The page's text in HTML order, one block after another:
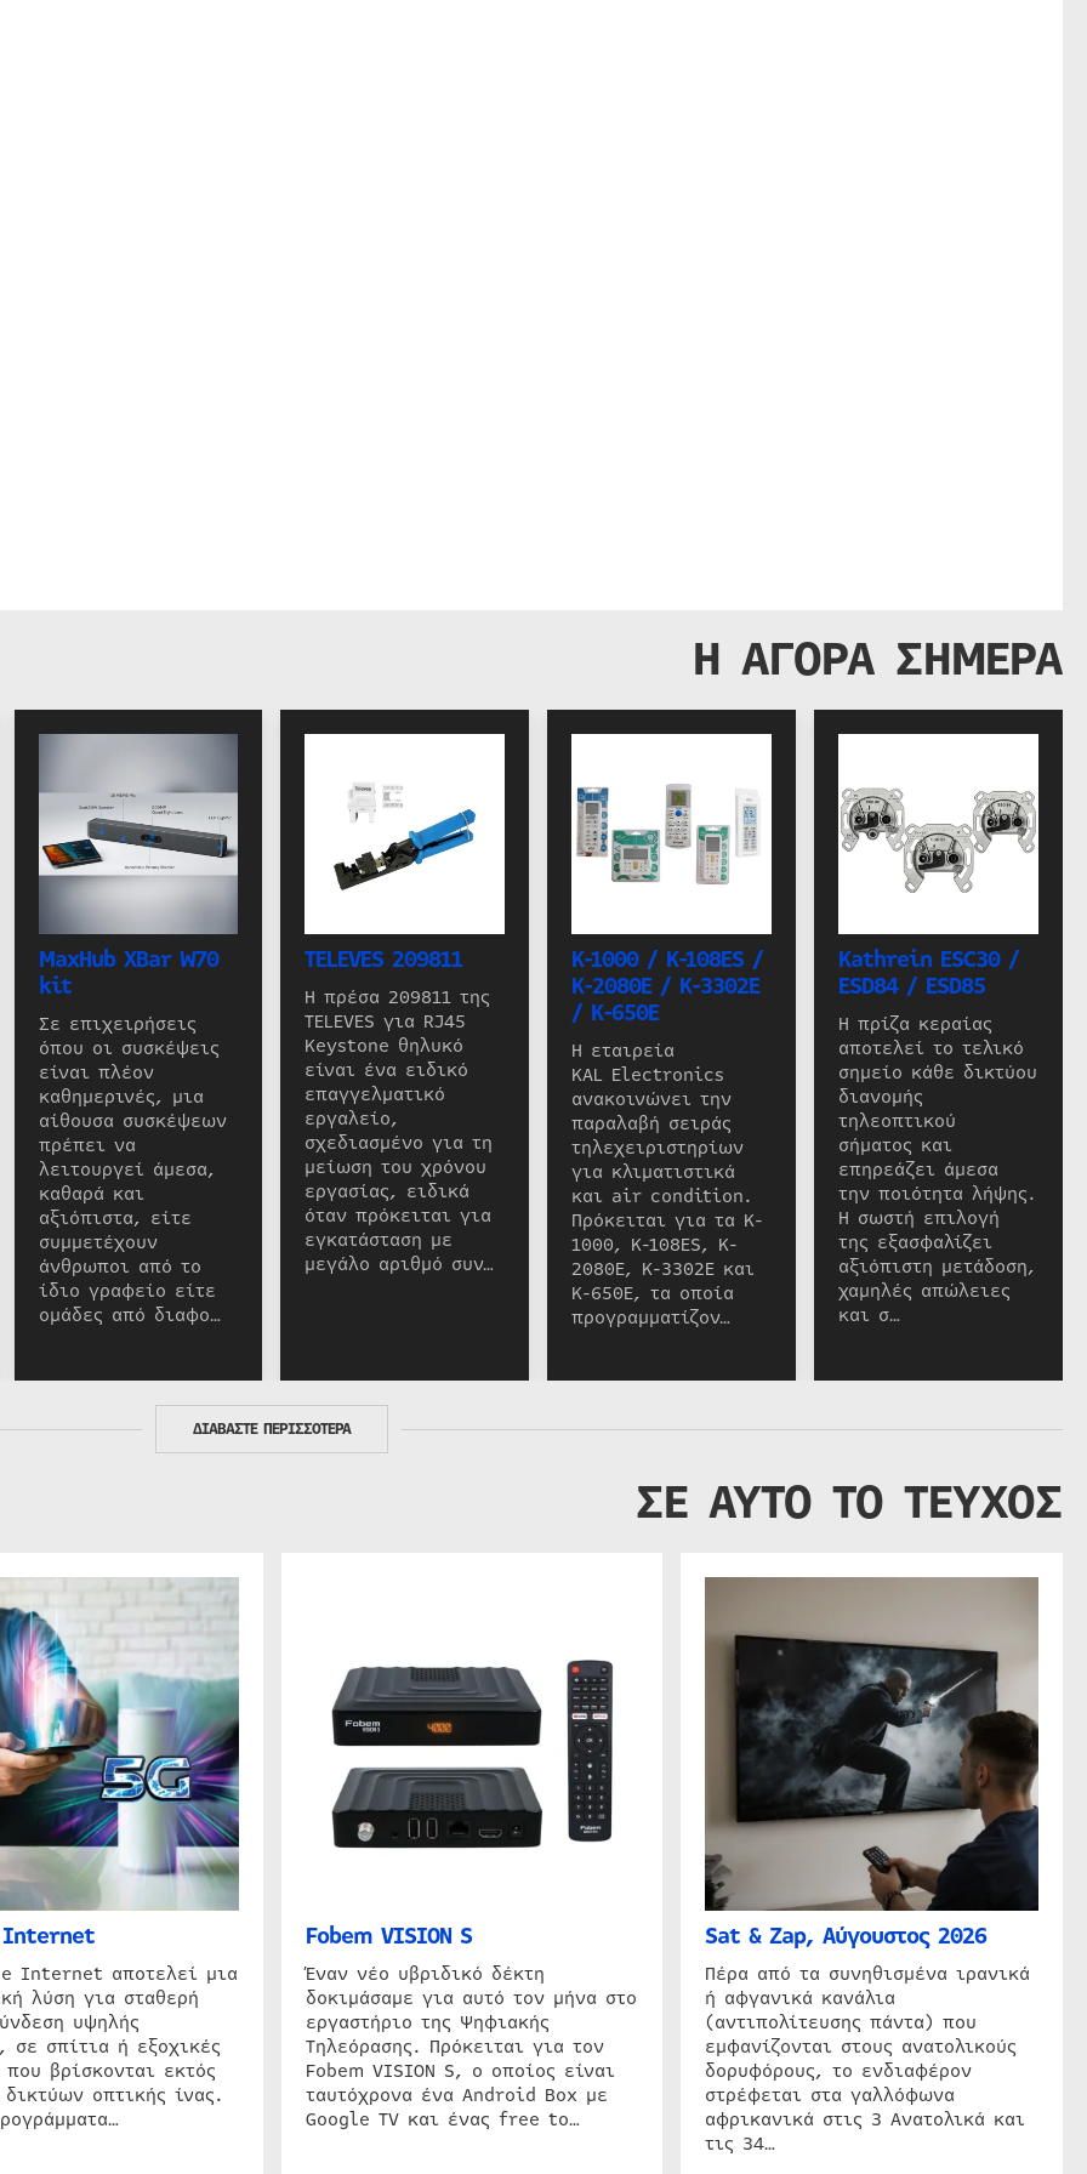
Η ΑΓΟΡΑ ΣΗΜΕΡΑ
MaxHub XBar W70
kit
Σε επιχειρήσεις
όπου οι συσκέψεις
είναι πλέον
καθημερινές, μια
αίθουσα συσκέψεων
πρέπει να
λειτουργεί άμεσα,
καθαρά και
αξιόπιστα, είτε
συμμετέχουν
άνθρωποι από το
ίδιο γραφείο είτε
ομάδες από διαφο…
TELEVES 209811
Η πρέσα 209811 της
TELEVES για RJ45
Keystone θηλυκό
είναι ένα ειδικό
επαγγελματικό
εργαλείο,
σχεδιασμένο για τη
μείωση του χρόνου
εργασίας, ειδικά
όταν πρόκειται για
εγκατάσταση με
μεγάλο αριθμό συν…
K-1000 / K-108ES /
K-2080E / K-3302E
/ K-650E
Η εταιρεία
KAL Electronics
ανακοινώνει την
παραλαβή σειράς
τηλεχειριστηρίων
για κλιματιστικά
και air condition.
Πρόκειται για τα K-
1000, K-108ES, K-
2080E, K-3302E και
K-650E, τα οποία
προγραμματίζον…
Kathrein ESC30 /
ESD84 / ESD85
Η πρίζα κεραίας
αποτελεί το τελικό
σημείο κάθε δικτύου
διανομής
τηλεοπτικού
σήματος και
επηρεάζει άμεσα
την ποιότητα λήψης.
Η σωστή επιλογή
της εξασφαλίζει
αξιόπιστη μετάδοση,
χαμηλές απώλειες
και σ…
ΔΙΑΒΑΣΤΕ ΠΕΡΙΣΣΟΤΕΡΑ
ΣΕ ΑΥΤΟ ΤΟ ΤΕΥΧΟΣ
Internet
Internet αποτελεί μια
λύση για σταθερή
υψηλής
σε σπίτια ή εξοχικές
που βρίσκονται εκτός
οπτικής ίνας.
Fobem VISION S
Έναν νέο υβριδικό δέκτη
δοκιμάσαμε για αυτό τον μήνα στο
εργαστήριο της Ψηφιακής
Τηλεόρασης. Πρόκειται για τον
Fobem VISION S, ο οποίος είναι
ταυτόχρονα ένα Android Box με
Google TV και ένας free to…
Sat & Zap, Αύγουστος 2026
Πέρα από τα συνηθισμένα ιρανικά
ή αφγανικά κανάλια
(αντιπολίτευσης πάντα) που
εμφανίζονται στους ανατολικούς
δορυφόρους, το ενδιαφέρον
στρέφεται στα γαλλόφωνα
αφρικανικά στις 3 Ανατολικά και
τις 34…